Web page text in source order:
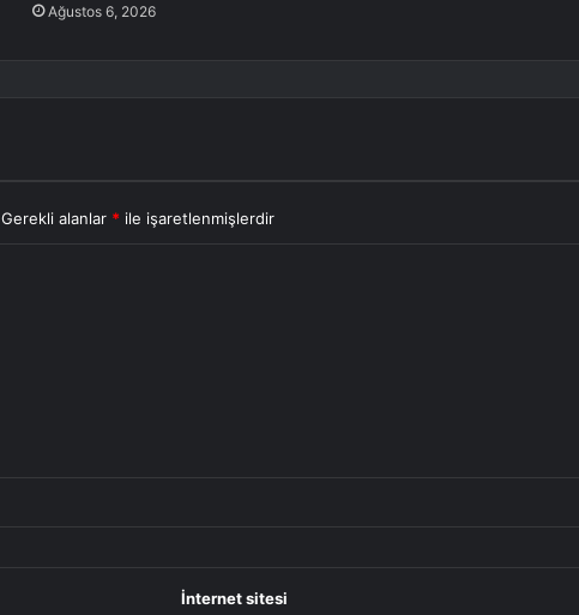
Ağustos 6, 2026
Gerekli alanlar * ile işaretlenmişlerdir
İnternet sitesi